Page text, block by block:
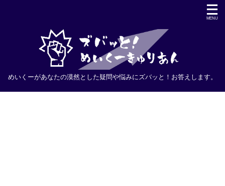
めいくーがあなたの漠然とした疑問や悩みにズバッと！お答えします。